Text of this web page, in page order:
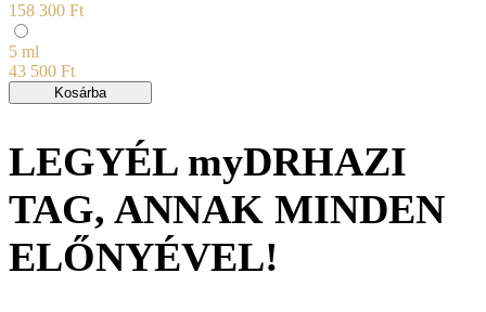
158 300 Ft
5 ml
43 500 Ft
Kosárba
LEGYÉL myDRHAZI
TAG, ANNAK MINDEN
ELŐNYÉVEL!